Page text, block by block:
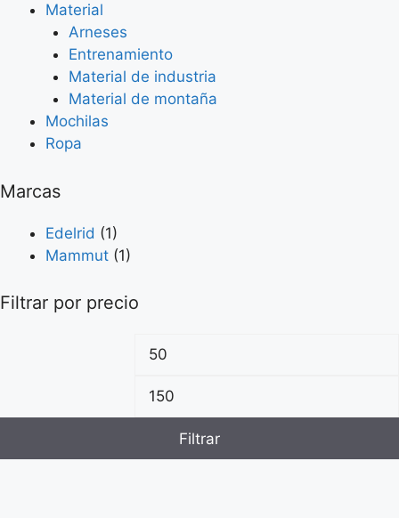
Material
Arneses
Entrenamiento
Material de industria
Material de montaña
Mochilas
Ropa
Marcas
Edelrid (1)
Mammut (1)
Filtrar por precio
Filtrar